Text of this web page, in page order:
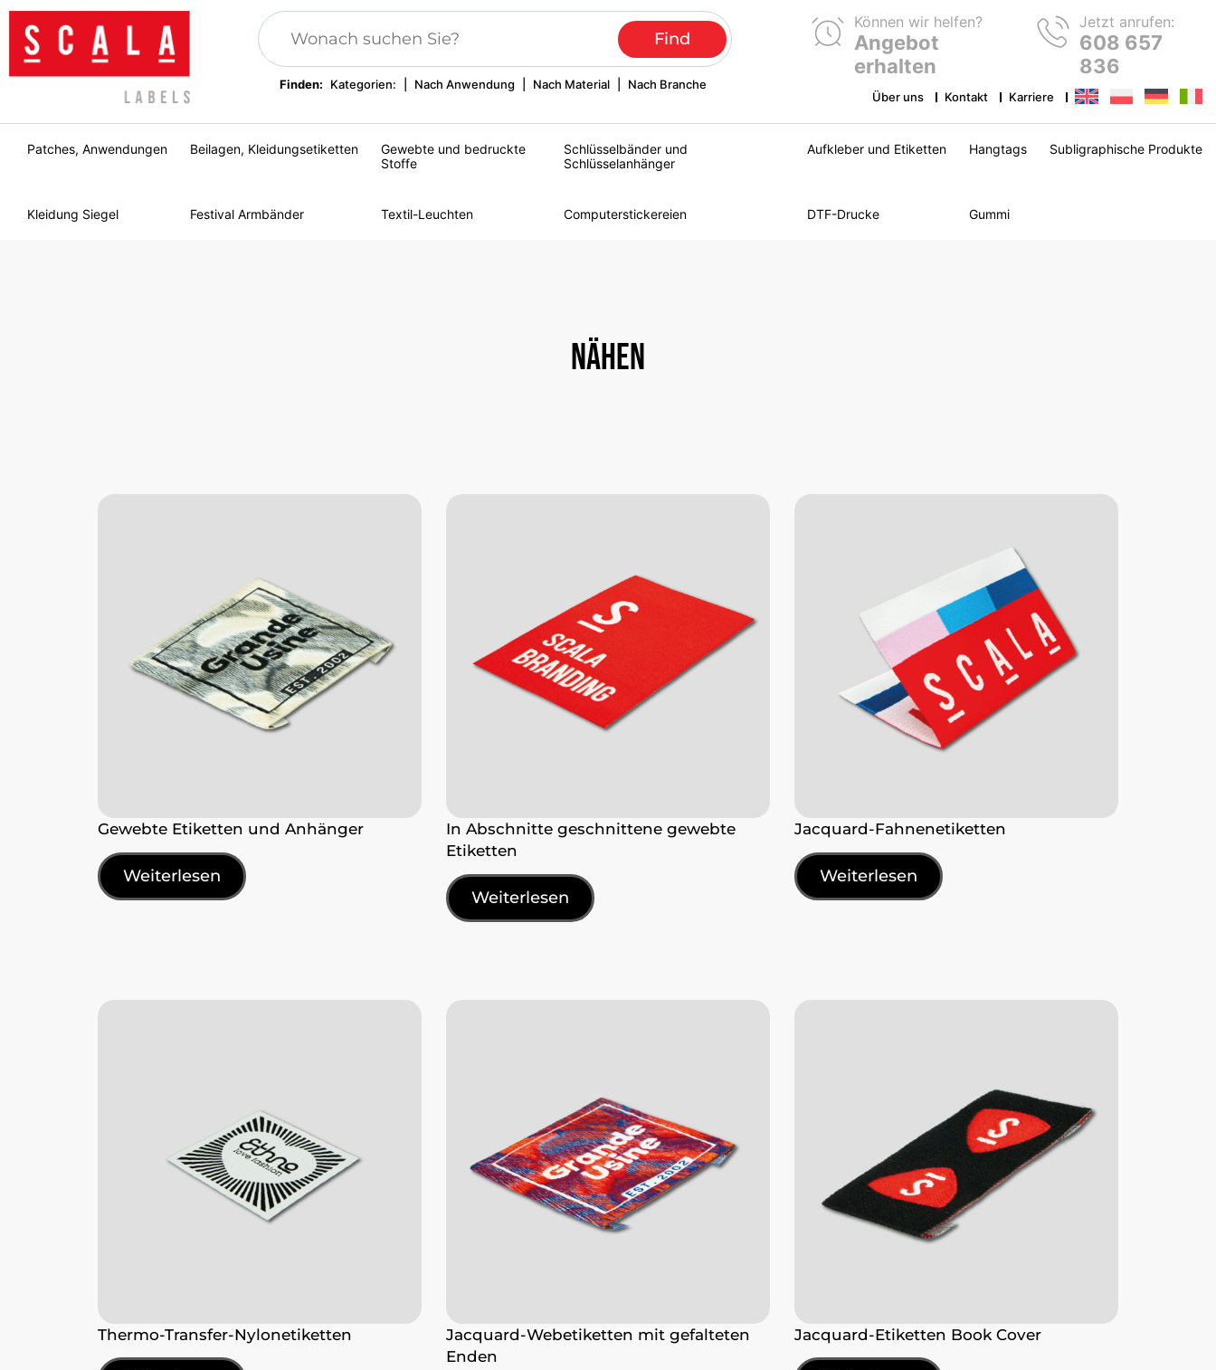
Finden: Kategorien: Nach Anwendung Nach Material Nach Branche
Können wir helfen?
Angebot
erhalten
Jetzt anrufen:
608 657
836
Über uns Kontakt Karriere
Patches, Anwendungen Beilagen, Kleidungsetiketten
Gewebte und bedruckte
Stoffe
Schlüsselbänder und
Schlüsselanhänger
Aufkleber und Etiketten Hangtags Subligraphische Produkte
Kleidung Siegel Festival Armbänder Textil-Leuchten Computerstickereien DTF-Drucke Gummi
Nähen
Gewebte Etiketten und Anhänger
Weiterlesen
In Abschnitte geschnittene gewebte
Etiketten
Weiterlesen
Jacquard-Fahnenetiketten
Weiterlesen
Thermo-Transfer-Nylonetiketten
Jacquard-Webetiketten mit gefalteten
Enden
Jacquard-Etiketten Book Cover